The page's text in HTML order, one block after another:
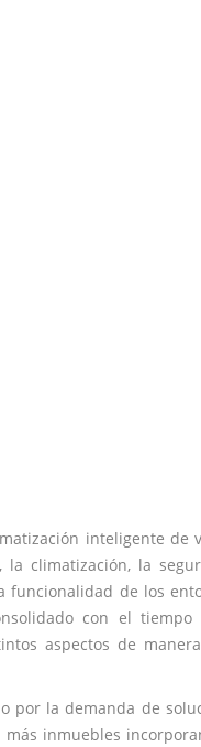
inteligente de
climatización, la
funcionalidad de los
con el tiempo
aspectos de
por la demanda de
inmuebles